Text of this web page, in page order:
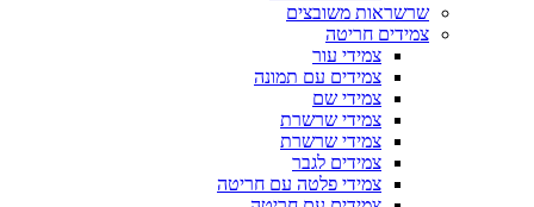
שרשראות משובצים
צמידים חריטה
צמידי עור
צמידים עם תמונה
צמידי שם
צמידי שרשרת
צמידי שרשרת
צמידים לגבר
צמידי פלטה עם חריטה